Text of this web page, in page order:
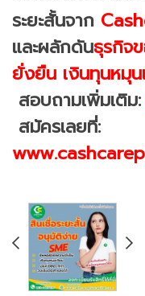
ระยะสั้นจาก
และผลักดันธุรกิจ
ยั่งยืน เงินทุนหมุน
สอบถามเพิ่มเติม:
สมัครเลยที่: